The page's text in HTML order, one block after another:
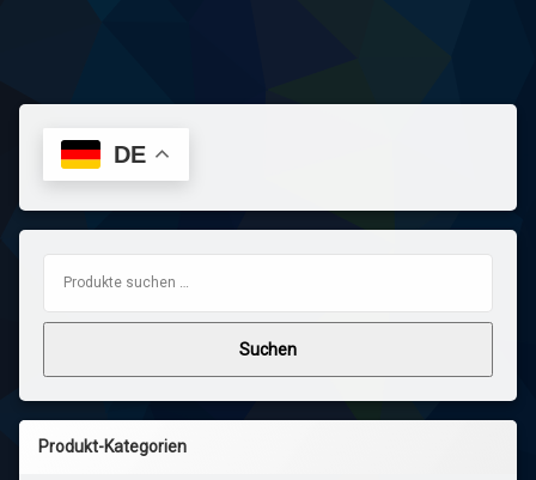
DE
Suchen
Produkt-Kategorien